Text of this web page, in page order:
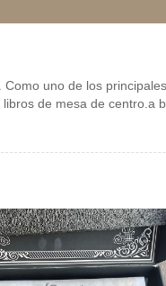
uno de los
de mesa de centro.a